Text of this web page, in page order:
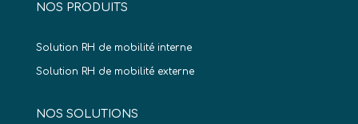
NOS PRODUITS
Solution RH de mobilité interne
Solution RH de mobilité externe
NOS SOLUTIONS